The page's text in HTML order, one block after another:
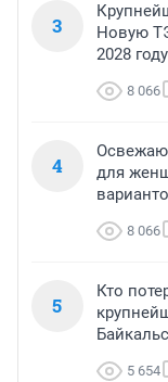
3
Новую
2028 году
8 066
4
для
8 066
5
Кто
5 654